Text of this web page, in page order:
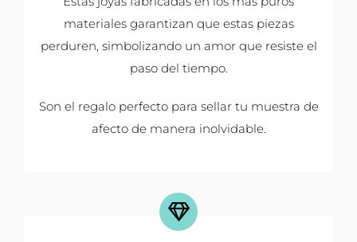
materiales garantizan que estas piezas
perduren, simbolizando un amor que resiste el
paso del tiempo.
Son el regalo perfecto para sellar tu muestra de
afecto de manera inolvidable.